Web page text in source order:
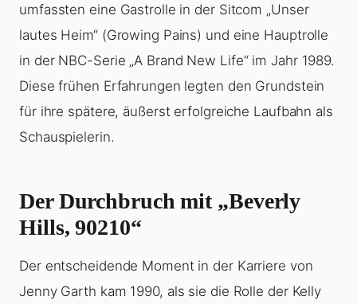
umfassten eine Gastrolle in der Sitcom „Unser
lautes Heim“ (Growing Pains) und eine Hauptrolle
in der NBC-Serie „A Brand New Life“ im Jahr 1989.
Diese frühen Erfahrungen legten den Grundstein
für ihre spätere, äußerst erfolgreiche Laufbahn als
Schauspielerin.
Der Durchbruch mit „Beverly
Hills, 90210“
Der entscheidende Moment in der Karriere von
Jenny Garth kam 1990, als sie die Rolle der Kelly